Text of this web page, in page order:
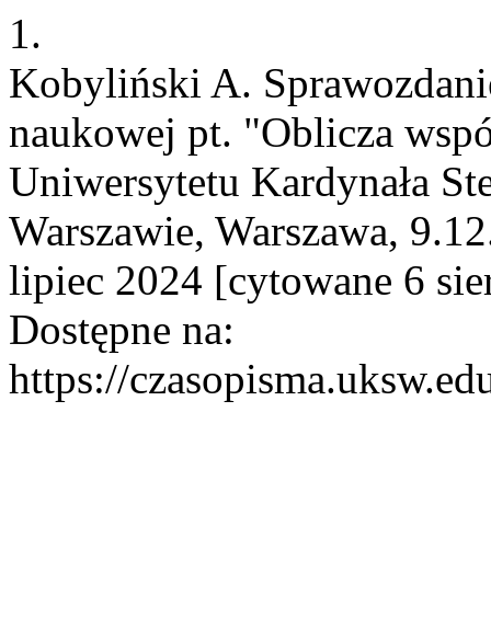
1.
Kobyliński A.
naukowej pt. "Oblicza
Uniwersytetu Kardynała
Warszawie, Warszawa,
lipiec 2024 [cytowane 6
Dostępne na:
https://